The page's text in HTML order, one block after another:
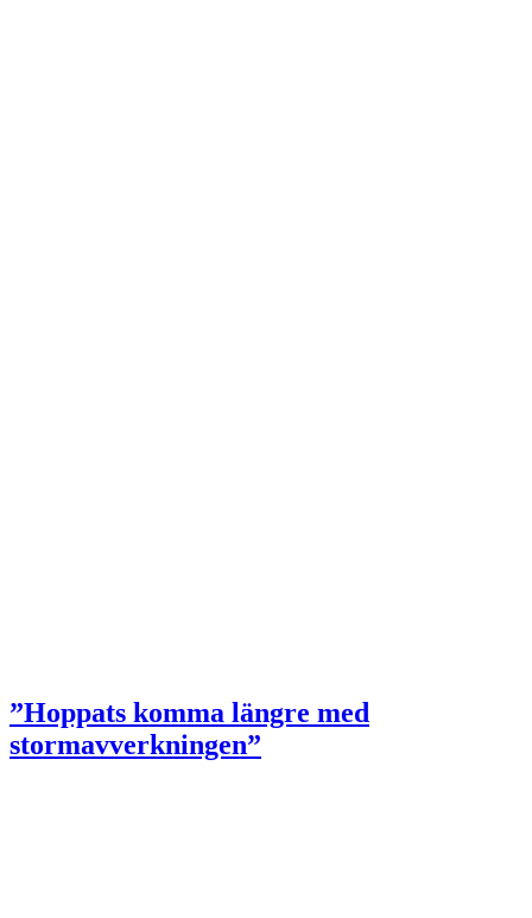
”Hoppats komma längre med
stormavverkningen”